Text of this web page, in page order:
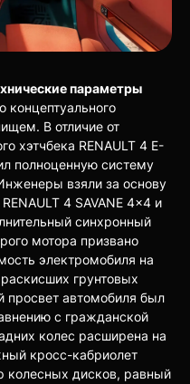
параметры
концептуального
В отличие от
хэтчбека RENAULT 4 E-
полноценную систему
взяли за основу
4 SAVANE 4×4 и
синхронный
мотора призвано
электромобиля на
грунтовых
просвет автомобиля был
с гражданской
колес расширена на
кросс-кабриолет
колесных дисков, равный